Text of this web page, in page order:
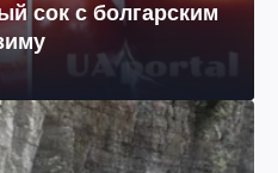
сок с болгарским